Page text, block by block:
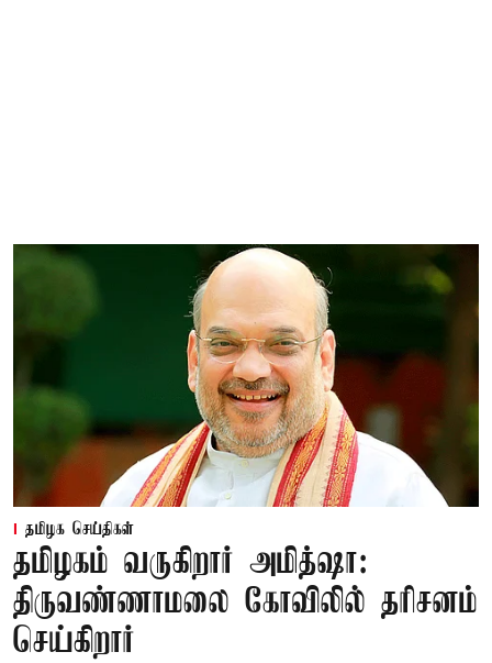
தமிழக செய்திகள்
தமிழகம் வருகிறார் அமித்ஷா:
திருவண்ணாமலை கோவிலில் தரிசனம்
செய்கிறார்